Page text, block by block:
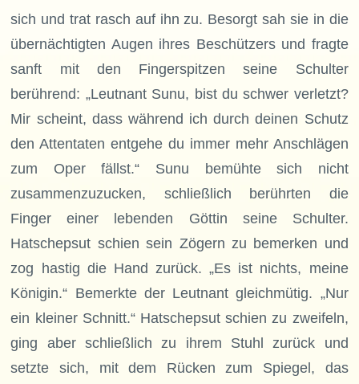
sich und trat rasch auf ihn zu. Besorgt sah sie in die
übernächtigten Augen ihres Beschützers und fragte
sanft mit den Fingerspitzen seine Schulter
berührend: „Leutnant Sunu, bist du schwer verletzt?
Mir scheint, dass während ich durch deinen Schutz
den Attentaten entgehe du immer mehr Anschlägen
zum Oper fällst.“ Sunu bemühte sich nicht
zusammenzuzucken, schließlich berührten die
Finger einer lebenden Göttin seine Schulter.
Hatschepsut schien sein Zögern zu bemerken und
zog hastig die Hand zurück. „Es ist nichts, meine
Königin.“ Bemerkte der Leutnant gleichmütig. „Nur
ein kleiner Schnitt.“ Hatschepsut schien zu zweifeln,
ging aber schließlich zu ihrem Stuhl zurück und
setzte sich, mit dem Rücken zum Spiegel, das